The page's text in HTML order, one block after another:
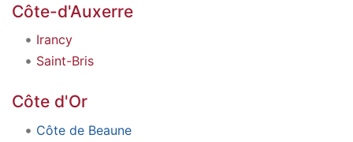
Côte-d'Auxerre
Irancy
Saint-Bris
Côte d'Or
Côte de Beaune